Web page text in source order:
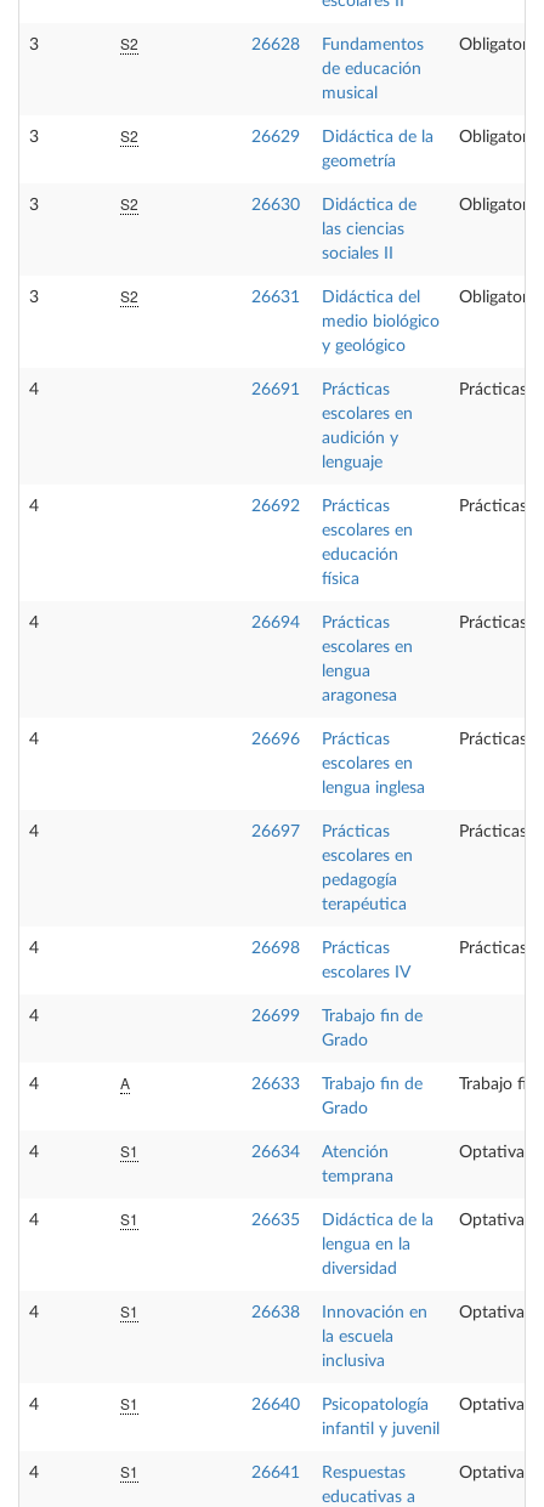
3 S2 26628
Fundamentos
de educación
musical
Obligatoria
3 S2 26629
Didáctica de la
geometría
Obligatoria
3 S2 26630
Didáctica de
las ciencias
sociales II
Obligatoria
3 S2 26631
Didáctica del
medio biológico
y geológico
Obligatoria
4 26691
Prácticas
escolares en
audición y
lenguaje
Prácticas
4 26692
Prácticas
escolares en
educación
física
Prácticas
4 26694
Prácticas
escolares en
lengua
aragonesa
Prácticas
4 26696
Prácticas
escolares en
lengua inglesa
Prácticas
4 26697
Prácticas
escolares en
pedagogía
terapéutica
Prácticas
4 26698
Prácticas
escolares IV
Prácticas
4 26699
Trabajo fin de
Grado
4 A 26633
Trabajo fin de
Grado
Trabajo fin
4 S1 26634
Atención
temprana
Optativa
4 S1 26635
Didáctica de la
lengua en la
diversidad
Optativa
4 S1 26638
Innovación en
la escuela
inclusiva
Optativa
4 S1 26640
Psicopatología
infantil y juvenil
Optativa
4 S1 26641
Respuestas
educativas a
Optativa